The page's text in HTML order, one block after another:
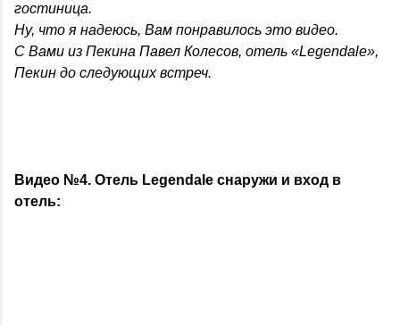
гостиница.
Ну, что я надеюсь, Вам понравилось это видео.
С Вами из Пекина Павел Колесов, отель «Legendale»,
Пекин до следующих встреч.
Видео №4. Отель Legendale снаружи и вход в
отель: